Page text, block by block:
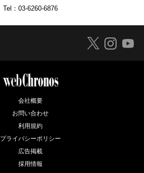
Tel： 03-6260-6876
会社概要
お問い合わせ
利用規約
プライバシーポリシー
広告掲載
採用情報